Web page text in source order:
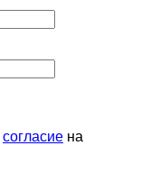
согласие на